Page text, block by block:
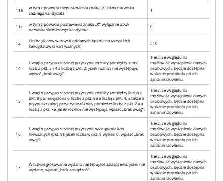
11b
w tym z powodu niepostawienia znaku „X” obok nazwiska
żadnego kandydata
1
11c
w tym z powodu postawienia znaku „X” wyłącznie obok
nazwiska skreślonego kandydata
0
12
Liczba głosów ważnych oddanych łącznie na wszystkich
kandydatów (z kart ważnych)
510
14
Uwagi o przypuszczalnej przyczynie różnicy pomiędzy sumą
liczb z pkt. 3 i 4 a liczbą z pkt. 2; jeżeli różnica nie występuje,
wpisać „brak uwag”:
Treść, ze względu na
możliwość wystąpienia danych
osobowych, będzie dostępna
w skanie protokołu po ich
zanonimizowaniu.
15
Uwagi o przypuszczalnej przyczynie różnicy pomiędzy liczbą z
pkt. 8 pomniejszoną o liczbę z pkt. 8a a liczbą z pkt. 4, a także o
przypuszczalnej przyczynie różnicy pomiędzy liczbą z pkt. 8a a
liczbą z pkt. 7e; jeżeli różnice nie występują, wpisać „brak uwag”:
Treść, ze względu na
możliwość wystąpienia danych
osobowych, będzie dostępna
w skanie protokołu po ich
zanonimizowaniu.
16
Uwagi o przypuszczalnej przyczynie wystąpienia kart
nieważnych (pkt. 9); jeżeli liczba w pkt. 9 wynosi 0, wpisać „brak
uwag”:
Treść, ze względu na
możliwość wystąpienia danych
osobowych, będzie dostępna
w skanie protokołu po ich
zanonimizowaniu.
17
W trakcie głosowania wydano następujące zarządzenia; jeżeli nie
wydano, wpisać „brak zarządzeń”:
Treść, ze względu na
możliwość wystąpienia danych
osobowych, będzie dostępna
w skanie protokołu po ich
zanonimizowaniu.